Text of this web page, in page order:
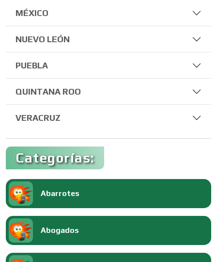
MÉXICO
NUEVO LEÓN
PUEBLA
QUINTANA ROO
VERACRUZ
Categorías:
Abarrotes
Abogados